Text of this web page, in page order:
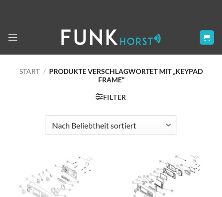
START / PRODUKTE VERSCHLAGWORTET MIT „KEYPAD
FRAME“
FILTER